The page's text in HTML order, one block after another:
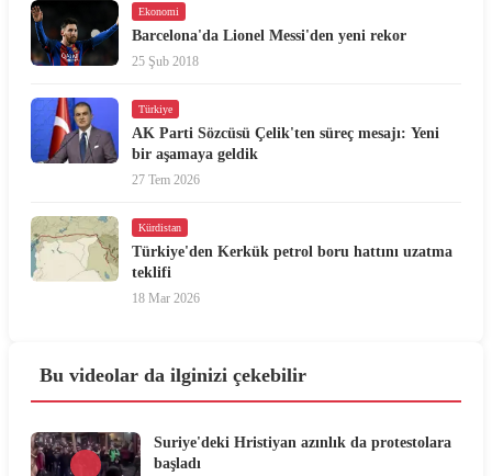
Ekonomi
Barcelona'da Lionel Messi'den yeni rekor
25 Şub 2018
Türkiye
AK Parti Sözcüsü Çelik'ten süreç mesajı: Yeni
bir aşamaya geldik
27 Tem 2026
Kürdistan
Türkiye'den Kerkük petrol boru hattını uzatma
teklifi
18 Mar 2026
Bu videolar da ilginizi çekebilir
Suriye'deki Hristiyan azınlık da protestolara
başladı